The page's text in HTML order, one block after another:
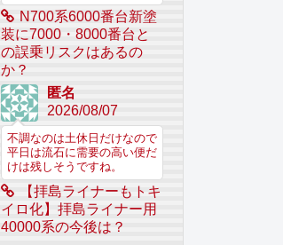
N700系6000番台新塗
装に7000・8000番台と
の誤乗リスクはあるの
か？
匿名
2026/08/07
不調なのは土休日だけなので
平日は流石に需要の高い便だ
けは残しそうですね。
【拝島ライナーもトキ
イロ化】拝島ライナー用
40000系の今後は？